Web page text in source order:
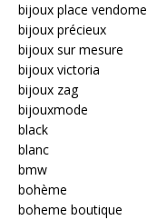
bijoux place vendome
bijoux précieux
bijoux sur mesure
bijoux victoria
bijoux zag
bijouxmode
black
blanc
bmw
bohème
boheme boutique